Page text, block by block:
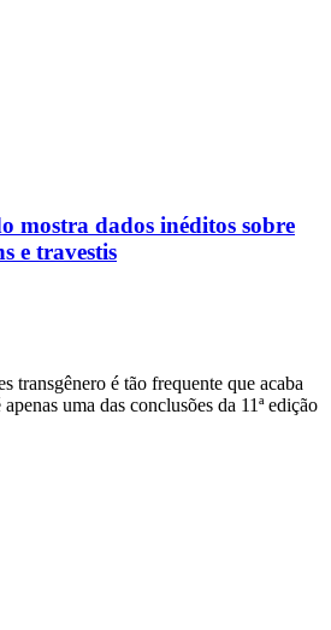
mostra dados inéditos sobre
e travestis
transgênero é tão frequente que acaba
uma das conclusões da 11ª edição